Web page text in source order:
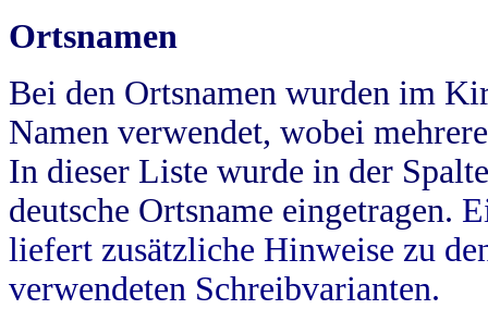
Ortsnamen
Bei den Ortsnamen wurden im
Namen verwendet, wobei
In dieser Liste wurde in der
deutsche Ortsname eingetragen.
liefert zusätzliche Hinweise zu
verwendeten Schreibvarianten.